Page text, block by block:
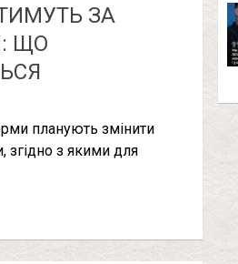
ЗА
ЩО
планують змінити
згідно з якими для